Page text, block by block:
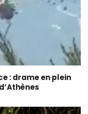
: drame en plein